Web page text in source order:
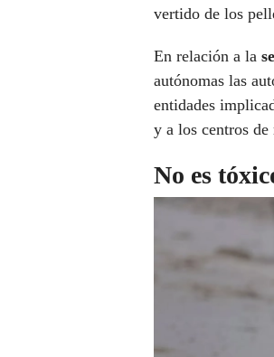
vertido de los
En relación a la
autónomas las
entidades
y a los centros
No es